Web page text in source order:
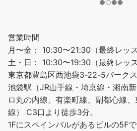
営業時間
月〜金： 10:30〜21:30（最終レッ
土・日： 10:30〜19:30（最終レッ
東京都豊島区西池袋3-22-5パーク
池袋駅（JR山手線・埼京線・湘南
ロ丸の内線、有楽町線、副都心線
線） C3口より徒歩3分。
1Fにスペインバルがあるビルの5Fで